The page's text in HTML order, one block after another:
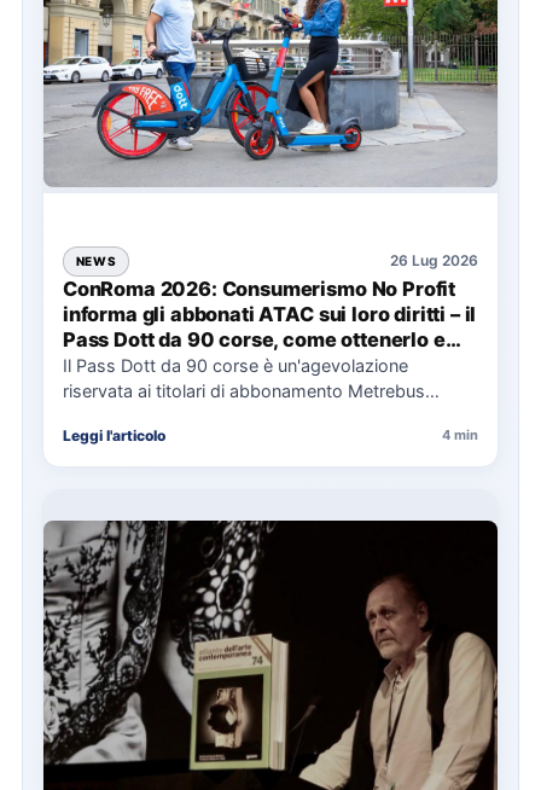
NEWS 26 Lug 2026
ConRoma 2026: Consumerismo No Profit
informa gli abbonati ATAC sui loro diritti – il
Pass Dott da 90 corse, come ottenerlo e
cosa spetta in caso di disservizi
Il Pass Dott da 90 corse è un'agevolazione
riservata ai titolari di abbonamento Metrebus
Leggi l'articolo 4 min